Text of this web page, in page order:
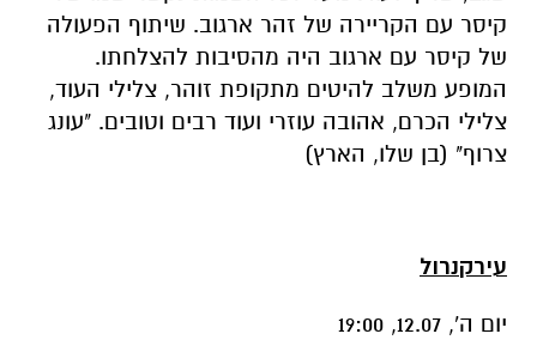
קיסר עם הקריירה של זהר ארגוב. שיתוף הפעולה
של קיסר עם ארגוב היה מהסיבות להצלחתו.
המופע משלב להיטים מתקופת זוהר, צלילי העוד,
צלילי הכרם, אהובה עוזרי ועוד רבים וטובים. "עונג
צרוף" (בן שלו, הארץ)
עירקנרול
יום ה', 12.07, 19:00